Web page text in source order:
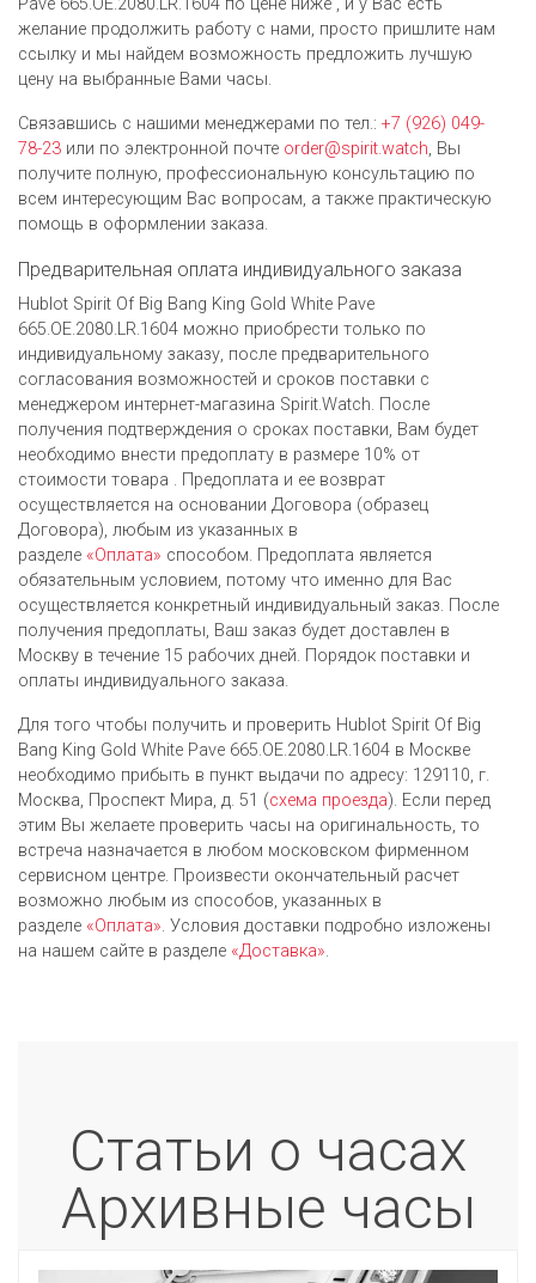
желание продолжить работу с нами, просто пришлите нам
ссылку и мы найдем возможность предложить лучшую
цену на выбранные Вами часы.
Связавшись с нашими менеджерами по тел.: +7 (926) 049-
78-23 или по электронной почте order@spirit.watch, Вы
получите полную, профессиональную консультацию по
всем интересующим Вас вопросам, а также практическую
помощь в оформлении заказа.
Предварительная оплата индивидуального заказа
Hublot Spirit Of Big Bang King Gold White Pave
665.OE.2080.LR.1604 можно приобрести только по
индивидуальному заказу, после предварительного
согласования возможностей и сроков поставки с
менеджером интернет-магазина Spirit.Watch. После
получения подтверждения о сроках поставки, Вам будет
необходимо внести предоплату в размере 10% от
стоимости товара . Предоплата и ее возврат
осуществляется на основании Договора (образец
Договора), любым из указанных в
разделе «Оплата» способом. Предоплата является
обязательным условием, потому что именно для Вас
осуществляется конкретный индивидуальный заказ. После
получения предоплаты, Ваш заказ будет доставлен в
Москву в течение 15 рабочих дней. Порядок поставки и
оплаты индивидуального заказа.
Для того чтобы получить и проверить Hublot Spirit Of Big
Bang King Gold White Pave 665.OE.2080.LR.1604 в Москве
необходимо прибыть в пункт выдачи по адресу: 129110, г.
Москва, Проспект Мира, д. 51 (схема проезда). Если перед
этим Вы желаете проверить часы на оригинальность, то
встреча назначается в любом московском фирменном
сервисном центре. Произвести окончательный расчет
возможно любым из cпособов, указанных в
разделе «Оплата». Условия доставки подробно изложены
на нашем сайте в разделе «Доставка».
Статьи о часах
Архивные часы